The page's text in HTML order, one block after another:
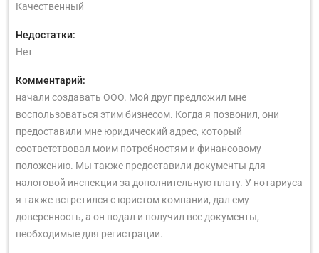
Качественный
Недостатки:
Нет
Комментарий:
начали создавать ООО. Мой друг предложил мне
воспользоваться этим бизнесом. Когда я позвонил, они
предоставили мне юридический адрес, который
соответствовал моим потребностям и финансовому
положению. Мы также предоставили документы для
налоговой инспекции за дополнительную плату. У нотариуса
я также встретился с юристом компании, дал ему
доверенность, а он подал и получил все документы,
необходимые для регистрации.